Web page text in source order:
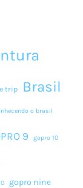
trip Brasil
o brasil
9 gopro 10
gopro nine